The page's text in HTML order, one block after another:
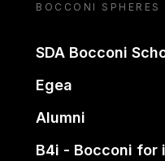
BOCCONI SPHERES
SDA Bocconi
Egea
Alumni
B4i - Bocconi for